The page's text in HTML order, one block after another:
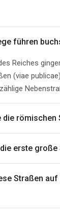
führen
Reiches
(viae
die römischen
erste große
Straßen auf